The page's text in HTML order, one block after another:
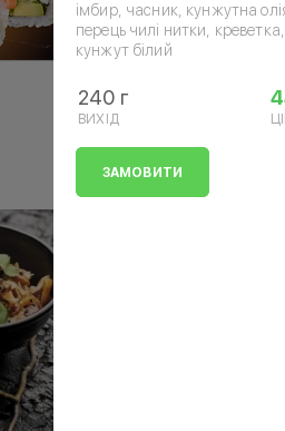
імбир, часник, кунжутна
перець чилі нитки, креветка,
кунжут білий
240 г
ВИХІД
ЗАМОВИТИ